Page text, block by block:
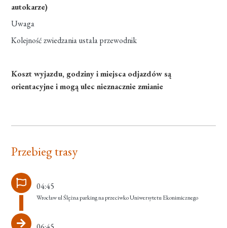
autokarze)
Uwaga
Kolejność zwiedzania ustala przewodnik
Koszt wyjazdu, godziny i miejsca odjazdów są
orientacyjne i mogą ulec nieznacznie zmianie
Przebieg trasy
04:45
Wrocław ul Ślężna parking na przeciwko Uniwersytetu Ekonimicznego